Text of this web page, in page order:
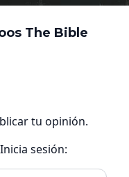
tu opinión.
sesión: